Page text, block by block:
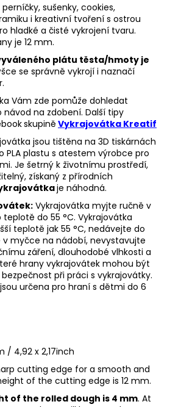
sušenky, cookies,
i kreativní tvoření s ostrou
hladké a čisté vykrojení tvaru.
je 12 mm.
plátu těsta/hmoty je
se správně vykrojí i naznačí
Vám zde pomůže dohledat
návod na zdobení. Další tipy
skupině Vykrajovátka Kreatif
jsou tištěna na 3D tiskárnách
PLA plastu s atestem výrobce pro
Je šetrný k životnímu prostředí,
získaný z přírodních
je náhodná.
Vykrajovátka myjte ručně v
teplotě do 55 °C. Vykrajovátka
teplotě jak 55 °C, nedávejte do
myčce na nádobí, nevystavujte
záření, dlouhodobé vlhkosti a
hrany vykrajovátek mohou být
při práci s vykrajovátky.
určena pro hraní s dětmi do 6
/ 4,92 x 2,17inch
cutting edge for a smooth and
of the cutting edge is 12 mm.
of the rolled dough is 4 mm. At